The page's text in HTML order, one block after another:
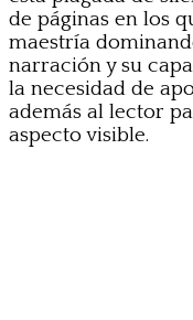
de páginas en los
maestría
narración y su
la necesidad de
además al lector
aspecto visible.